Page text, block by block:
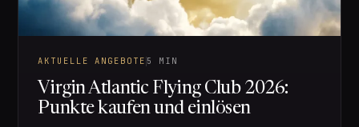
AKTUELLE ANGEBOTE 5 MIN
Virgin Atlantic Flying Club 2026:
Punkte kaufen und einlösen